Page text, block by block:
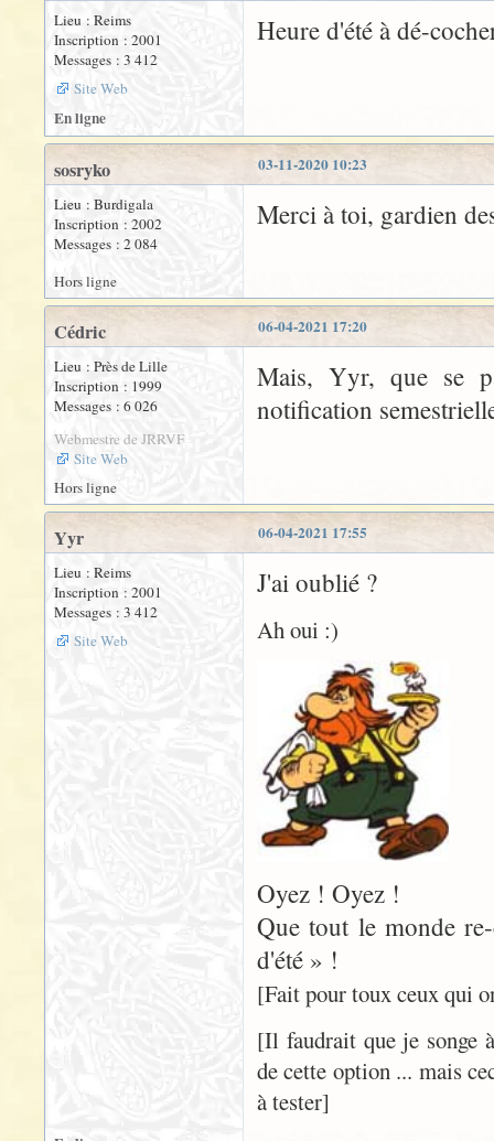
Lieu : Reims
Inscription : 2001
Messages : 3 412
Site Web
Heure d'été à dé-
En ligne
03-11-2020 10:23
sosryko
Lieu : Burdigala
Inscription : 2002
Messages : 2 084
Merci à toi, gardien
Hors ligne
06-04-2021 17:20
Cédric
Lieu : Près de Lille
Inscription : 1999
Messages : 6 026
Webmestre de JRRVF
Site Web
Mais, Yyr, que se
notification
Hors ligne
06-04-2021 17:55
Yyr
Lieu : Reims
Inscription : 2001
Messages : 3 412
Site Web
J'ai oublié ?
Ah oui :)
Oyez ! Oyez !
Que tout le monde
d'été » !
[Fait pour toux ceux qui
[Il faudrait que je songe
de cette option ... mais
à tester]